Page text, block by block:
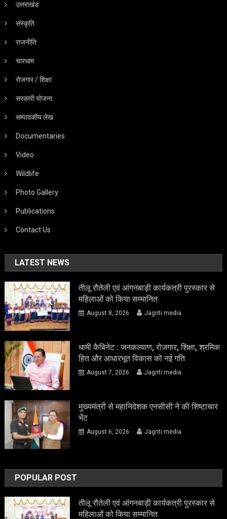
उत्तराखंड
संस्कृति
राजनीति
चारधाम
रोजगार / शिक्षा
सरकारी योजना
सम्पादकीय लेख
Documentaries
Video
Wildlife
Photo Gallery
Publications
Contact Us
LATEST NEWS
तीलू रौतेली एवं आंगनबाड़ी कार्यकत्री पुरस्कार से
महिलाओं को किया सम्मानित
August 8, 2026 Jagriti media
धामी कैबिनेट : जनकल्याण, रोजगार, शिक्षा, श्रमिक
हित और आधारभूत विकास को नई गति
August 7, 2026 Jagriti media
मुख्यमंत्री से महानिदेशक एनसीसी ने की शिष्टाचार
भेंट
August 6, 2026 Jagriti media
POPULAR POST
तीलू रौतेली एवं आंगनबाड़ी कार्यकत्री पुरस्कार से
महिलाओं को किया सम्मानित